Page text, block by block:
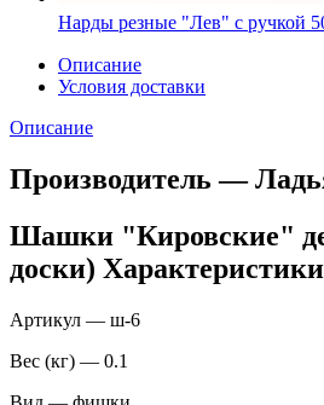
Нарды резные "Лев" с ручкой
Описание
Условия доставки
Описание
Производитель —
Шашки "Кировские"
доски) Характеристики
Артикул — ш-6
Вес (кг) — 0.1